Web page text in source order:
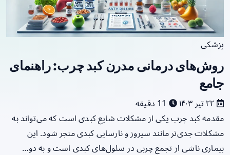
پزشکی
روش‌های درمانی مدرن کبد چرب: راهنمای
جامع
مقدمه کبد چرب یکی از مشکلات شایع کبدی است که می‌تواند به
مشکلات جدی‌تر مانند سیروز و نارسایی کبدی منجر شود. این
بیماری ناشی از تجمع چربی در سلول‌های کبدی است و به دو…